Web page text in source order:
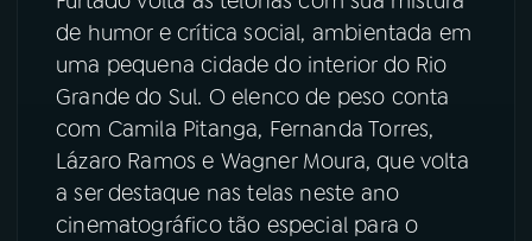
de humor e crítica social, ambientada em
uma pequena cidade do interior do Rio
Grande do Sul. O elenco de peso conta
com Camila Pitanga, Fernanda Torres,
Lázaro Ramos e Wagner Moura, que volta
a ser destaque nas telas neste ano
cinematográfico tão especial para o